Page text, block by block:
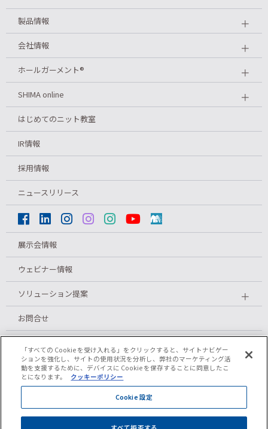
製品情報 ＋
会社情報 ＋
ホールガーメント® ＋
SHIMA online ＋
はじめてのニット教室
IR情報
採用情報
ニュースリリース
展示会情報
ウェビナー情報
ソリューション提案 ＋
お問合せ
プライバシーポリシー
「すべての Cookie を受け入れる」をクリックすると、サイトナビゲー
ションを強化し、サイトの使用状況を分析し、弊社のマーケティング活
動を支援するために、デバイスに Cookie を保存することに同意したこ
とになります。
クッキーポリシー
Cookie 設定